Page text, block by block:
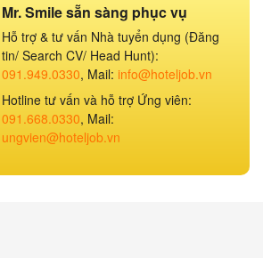
Mr. Smile sẵn sàng phục vụ
Hỗ trợ & tư vấn Nhà tuyển dụng (Đăng
tin/ Search CV/ Head Hunt):
091.949.0330, Mail: info@hoteljob.vn
Hotline tư vấn và hỗ trợ Ứng viên:
091.668.0330, Mail:
ungvien@hoteljob.vn